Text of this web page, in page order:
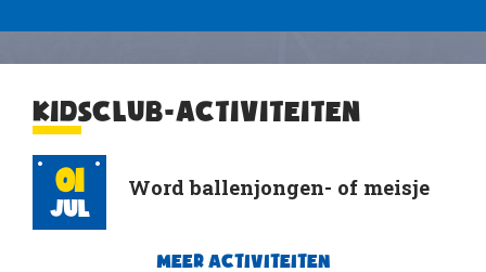
KIDSCLUB-ACTIVITEITEN
01
Jul
Word ballenjongen- of meisje
MEER ACTIVITEITEN